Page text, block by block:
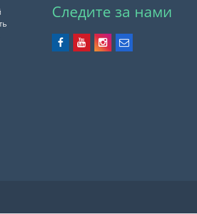
Следите за нами